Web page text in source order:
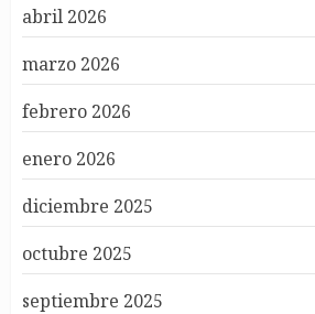
abril 2026
marzo 2026
febrero 2026
enero 2026
diciembre 2025
octubre 2025
septiembre 2025